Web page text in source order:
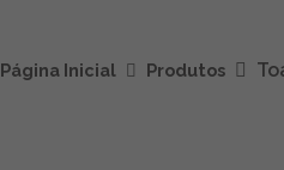
Página Inicial Produtos